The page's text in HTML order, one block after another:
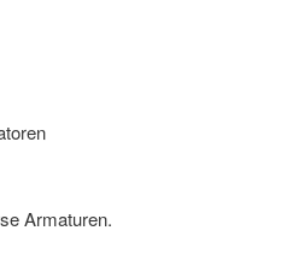
Armaturen.